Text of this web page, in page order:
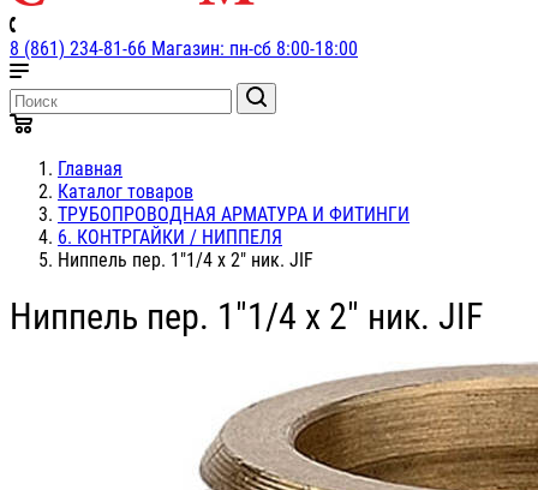
8 (861) 234-81-66 Магазин: пн-сб 8:00-18:00
Главная
Каталог товаров
ТРУБОПРОВОДНАЯ АРМАТУРА И ФИТИНГИ
6. КОНТРГАЙКИ / НИППЕЛЯ
Ниппель пер. 1"1/4 х 2" ник. JIF
Ниппель пер. 1"1/4 х 2" ник. JIF